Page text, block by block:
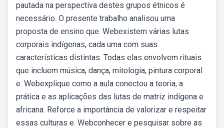
pautada na perspectiva destes grupos étnicos é
necessário. O presente trabalho analisou uma
proposta de ensino que. Webexistem várias lutas
corporais indígenas, cada uma com suas
características distintas. Todas elas envolvem rituais
que incluem música, dança, mitologia, pintura corporal
e. Webexplique como a aula conectou a teoria, a
prática e as aplicações das lutas de matriz indígena e
africana. Reforce a importância de valorizar e respeitar
essas culturas e. Webconhecer e pesquisar sobre as